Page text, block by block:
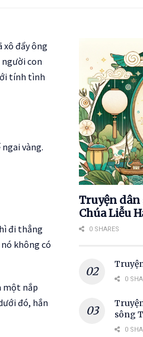
xô đẩy ông
con
tính tình
vàng.
đi thẳng
không có
một nắp
đó, hắn
Truyện dân
Chúa Liễu
0 SHARES
0
sông
0